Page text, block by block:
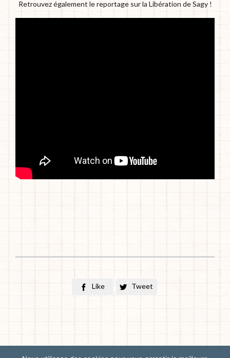
Retrouvez également le reportage sur la Libération de Sagy !
 Like  Tweet